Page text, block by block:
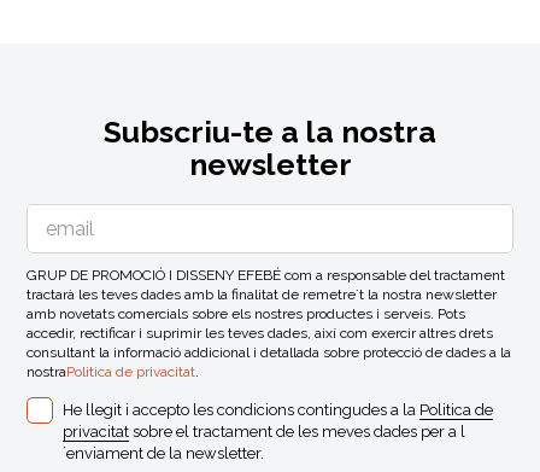
Subscriu-te a la nostra
newsletter
GRUP DE PROMOCIÓ I DISSENY EFEBÉ com a responsable del tractament
tractarà les teves dades amb la finalitat de remetre´t la nostra newsletter
amb novetats comercials sobre els nostres productes i serveis. Pots
accedir, rectificar i suprimir les teves dades, així com exercir altres drets
consultant la informació addicional i detallada sobre protecció de dades a la
nostraPolitica de privacitat.
He llegit i accepto les condicions contingudes a la Politica de
privacitat sobre el tractament de les meves dades per a l
´enviament de la newsletter.